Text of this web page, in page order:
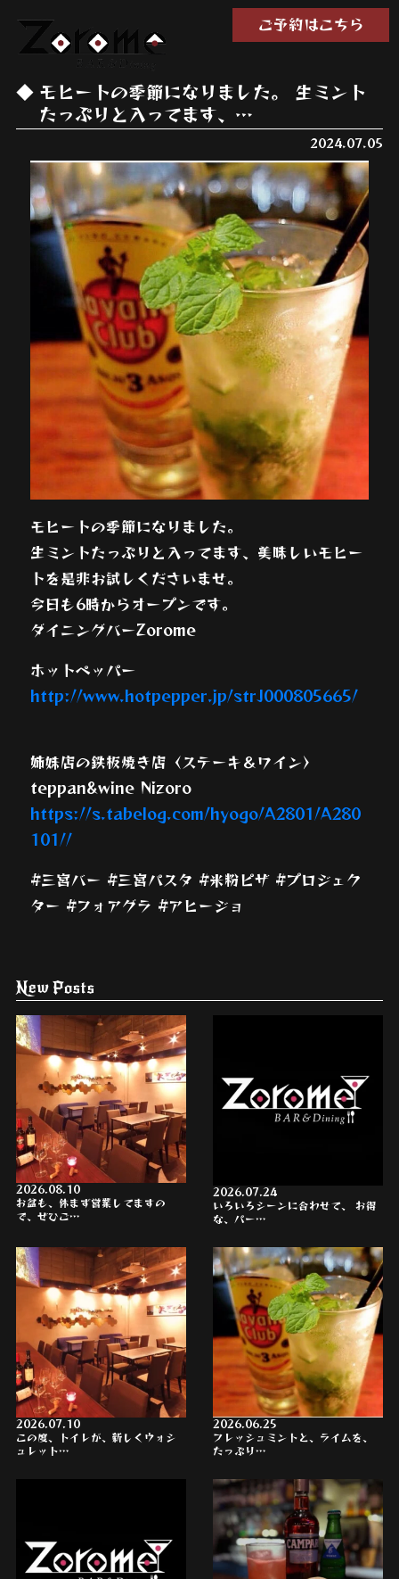
ご予約はこちら
モヒートの季節になりました。 生ミント
たっぷりと入ってます、…
2024.07.05
モヒートの季節になりました。
生ミントたっぷりと入ってます、美味しいモヒー
トを是非お試しくださいませ。
今日も6時からオープンです。
ダイニングバーZorome
ホットペッパー
http://www.hotpepper.jp/strJ000805665/
姉妹店の鉄板焼き店〈ステーキ＆ワイン〉
teppan&wine Nizoro
https://s.tabelog.com/hyogo/A2801/A280
101//
#三宮バー #三宮パスタ #米粉ピザ #プロジェク
ター #フォアグラ #アヒージョ
New Posts
2026.08.10
お盆も、休まず営業してますの
で、ぜひご…
2026.07.24
いろいろシーンに合わせて、 お得
な、パー…
2026.07.10
この度、トイレが、新しくウォシ
ュレット…
2026.06.25
フレッシュミントと、ライムを、
たっぷり…